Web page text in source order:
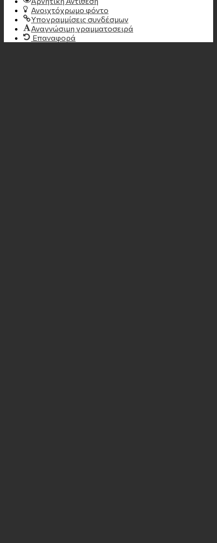
Ανοιχτόχρωμο φόντο
Υπογραμμίσεις συνδέσμων
Αναγνώσιμη γραμματοσειρά
Επαναφορά